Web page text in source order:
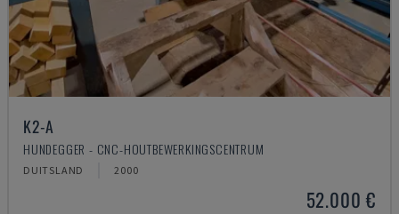
K2-A
HUNDEGGER - CNC-HOUTBEWERKINGSCENTRUM
DUITSLAND 2000
52.000 €